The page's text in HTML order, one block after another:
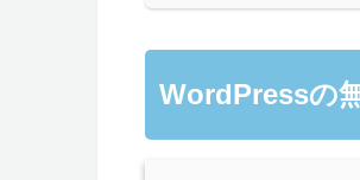
WordPressの